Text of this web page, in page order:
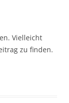
Vielleicht
zu finden.